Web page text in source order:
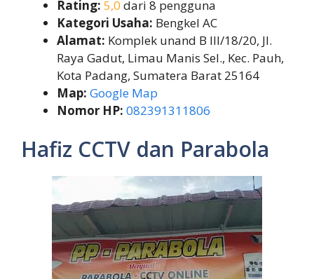
Rating: 5,0 dari 8 pengguna
Kategori Usaha: Bengkel AC
Alamat: Komplek unand B III/18/20, Jl.
Raya Gadut, Limau Manis Sel., Kec. Pauh,
Kota Padang, Sumatera Barat 25164
Map: Google Map
Nomor HP: 082391311806
Hafiz CCTV dan Parabola